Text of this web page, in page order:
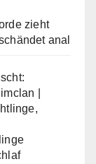
zieht
anal
|